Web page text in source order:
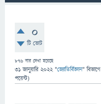
0
টি ভোট
876 বার দেখা হয়েছে
31 জানুয়ারি 2022 "জ্যোতির্বিজ্ঞান" বিভাগে
পয়েন্ট)